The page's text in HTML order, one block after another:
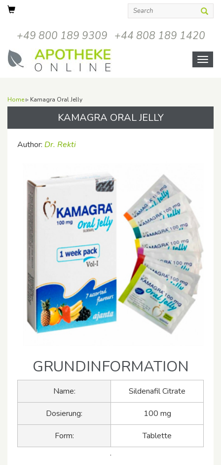
+49 800 189 9309 +44 808 189 1420
Open
Home▹ Kamagra Oral Jelly
KAMAGRA ORAL JELLY
Author: Dr. Rekti
GRUNDINFORMATION
Name: Sildenafil Citrate
Dosierung: 100 mg
Form:
Tablette
.